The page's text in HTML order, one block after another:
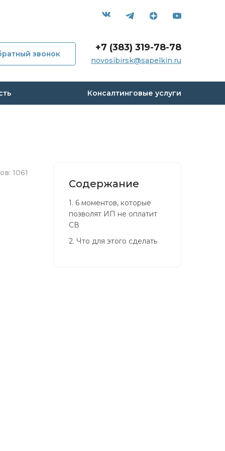
звонок
+7 (383) 319-78-78
novosibirsk@sapelkin.ru
Консалтинговые услуги
1061
Содержание
1. 6 моментов, которые
позволят ИП не оплатит
СВ
2. Что для этого сделать